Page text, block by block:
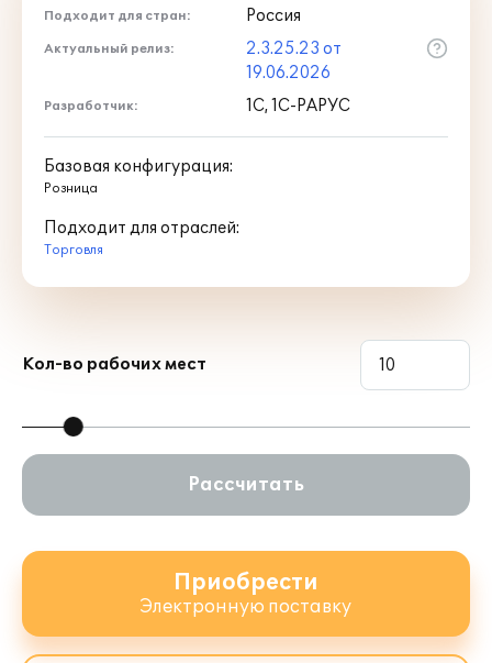
Подходит для стран: Россия
Актуальный релиз:
2.3.25.23 от
19.06.2026
Разработчик: 1С, 1С-РАРУС
Базовая конфигурация:
Розница
Подходит для отраслей:
Торговля
Кол-во рабочих мест
Рассчитать
Приобрести
Электронную поставку